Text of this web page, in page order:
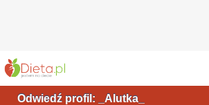
Odwiedź profil: _Alutka_